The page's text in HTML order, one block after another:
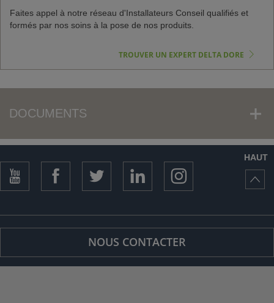
Faites appel à notre réseau d'Installateurs Conseil qualifiés et
formés par nos soins à la pose de nos produits.
TROUVER UN EXPERT DELTA DORE
DOCUMENTS
HAUT
NOUS CONTACTER